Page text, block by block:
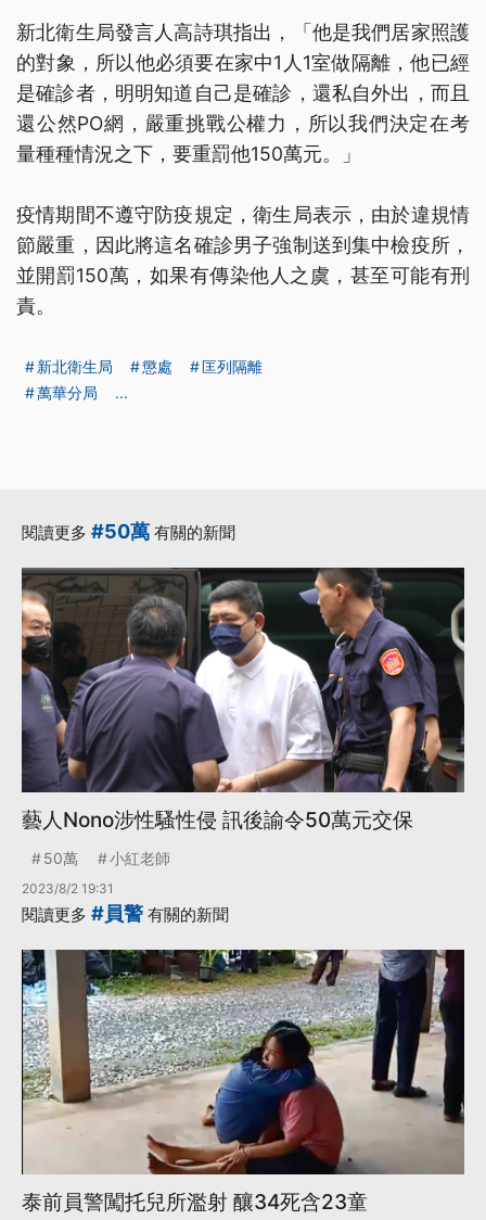
新北衛生局發言人高詩琪指出，「他是我們居家照護
的對象，所以他必須要在家中1人1室做隔離，他已經
是確診者，明明知道自己是確診，還私自外出，而且
還公然PO網，嚴重挑戰公權力，所以我們決定在考
量種種情況之下，要重罰他150萬元。」
疫情期間不遵守防疫規定，衛生局表示，由於違規情
節嚴重，因此將這名確診男子強制送到集中檢疫所，
並開罰150萬，如果有傳染他人之虞，甚至可能有刑
責。
新北衛生局 懲處
匡列隔離
萬華分局
...
閱讀更多 #50萬 有關的新聞
藝人Nono涉性騷性侵 訊後諭令50萬元交保
50萬 小紅老師
2023/8/2 19:31
閱讀更多 #員警 有關的新聞
泰前員警闖托兒所濫射 釀34死含23童